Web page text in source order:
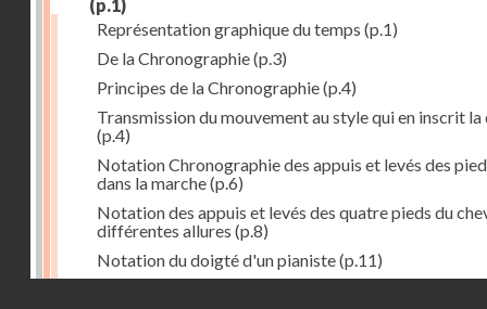
(p.1)
Représentation graphique du temps (p.1)
De la Chronographie(p.3)
Principes de la Chronographie(p.4)
Transmission du mouvement au style qui en inscrit la
(p.4)
Notation Chronographie des appuis et levés des
dans la marche(p.6)
Notation des appuis et levés des quatre pieds du
différentes allures (p.8)
Notation du doigté d'un pianiste(p.11)